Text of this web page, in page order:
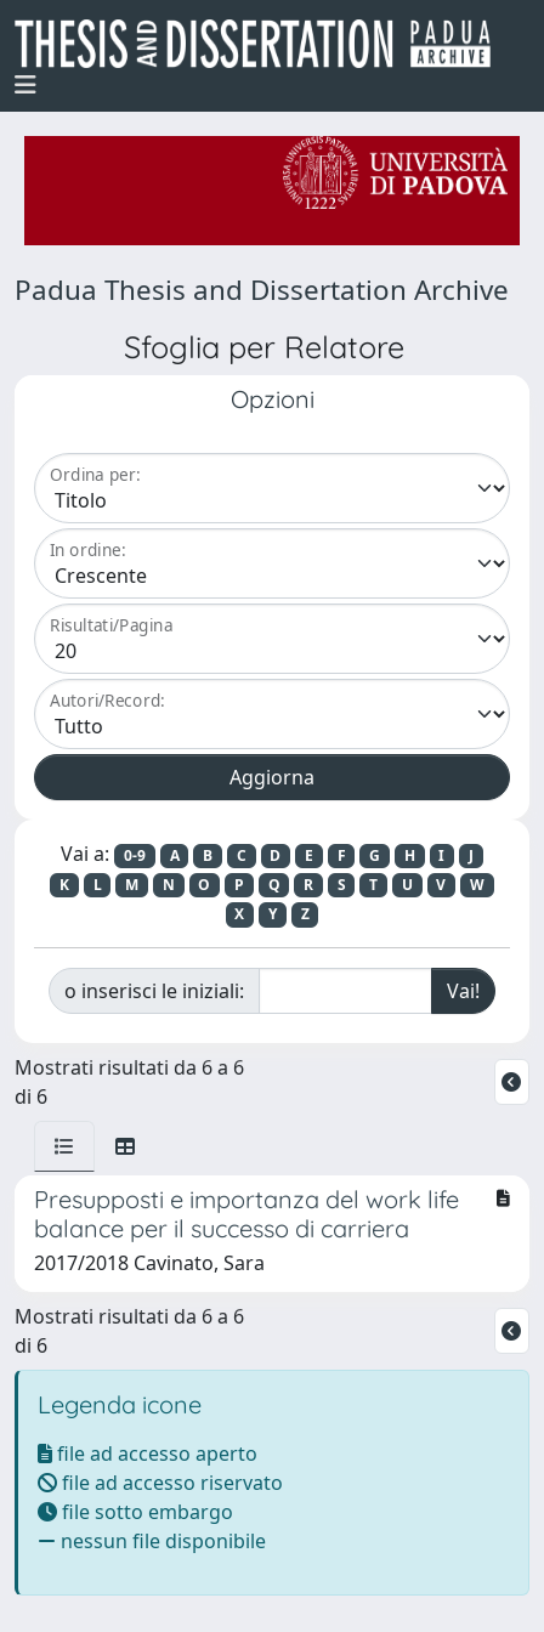
Padua Thesis and Dissertation Archive
Sfoglia per Relatore
Opzioni
Ordina per:
In ordine:
Risultati/Pagina
Autori/Record:
Vai a: 0-9 A B C D E F G H I
J
K
L M N O P Q R S T U V
W
X
Y Z
o inserisci le iniziali:
Mostrati risultati da 6 a 6
di 6
Presupposti e importanza del work life
balance per il successo di carriera
2017/2018 Cavinato, Sara
Mostrati risultati da 6 a 6
di 6
Legenda icone
file ad accesso aperto
file ad accesso riservato
file sotto embargo
nessun file disponibile